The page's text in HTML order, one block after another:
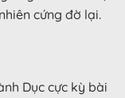
cứng đờ lại.
Dục cực kỳ bài